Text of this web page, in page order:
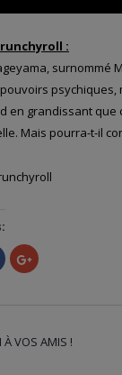
:
surnommé
psychiques,
en grandissant que
Mais pourra-t-il
Cliquez
pour
partager
fenêtre)
Cliquez
pour
nouvelle
À VOS AMIS !